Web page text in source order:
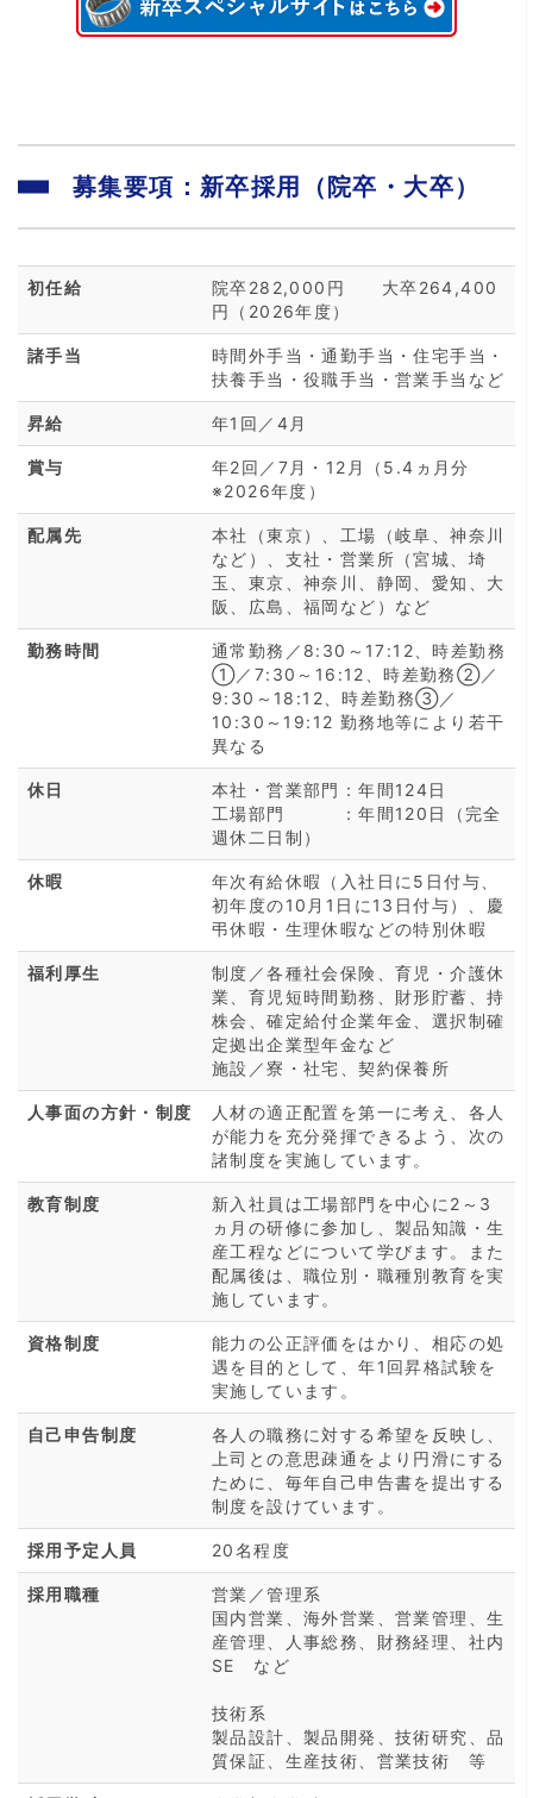
募集要項：新卒採用（院卒・大卒）
初任給
院卒282,000円 大卒264,400
円（2026年度）
諸手当
時間外手当・通勤手当・住宅手当・
扶養手当・役職手当・営業手当など
昇給 年1回／4月
賞与
年2回／7月・12月（5.4ヵ月分
※2026年度）
配属先
本社（東京）、工場（岐阜、神奈川
など）、支社・営業所（宮城、埼
玉、東京、神奈川、静岡、愛知、大
阪、広島、福岡など）など
勤務時間
通常勤務／8:30～17:12、時差勤務
①／7:30～16:12、時差勤務②／
9:30～18:12、時差勤務③／
10:30～19:12 勤務地等により若干
異なる
休日
本社・営業部門：年間124日
工場部門 ：年間120日（完全
週休二日制）
休暇
年次有給休暇（入社日に5日付与、
初年度の10月1日に13日付与）、慶
弔休暇・生理休暇などの特別休暇
福利厚生
制度／各種社会保険、育児・介護休
業、育児短時間勤務、財形貯蓄、持
株会、確定給付企業年金、選択制確
定拠出企業型年金など
施設／寮・社宅、契約保養所
人事面の方針・制度
人材の適正配置を第一に考え、各人
が能力を充分発揮できるよう、次の
諸制度を実施しています。
教育制度
新入社員は工場部門を中心に2～3
ヵ月の研修に参加し、製品知識・生
産工程などについて学びます。また
配属後は、職位別・職種別教育を実
施しています。
資格制度
能力の公正評価をはかり、相応の処
遇を目的として、年1回昇格試験を
実施しています。
自己申告制度
各人の職務に対する希望を反映し、
上司との意思疎通をより円滑にする
ために、毎年自己申告書を提出する
制度を設けています。
採用予定人員 20名程度
採用職種
営業／管理系
国内営業、海外営業、営業管理、生
産管理、人事総務、財務経理、社内
SE など
技術系
製品設計、製品開発、技術研究、品
質保証、生産技術、営業技術 等